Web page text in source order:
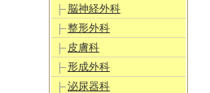
脳神経外科
整形外科
皮膚科
形成外科
泌尿器科